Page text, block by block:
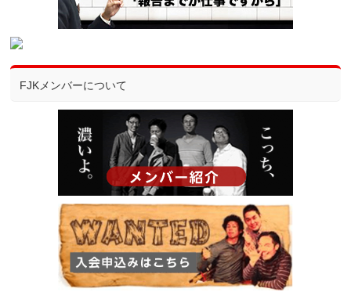
FJKメンバーについて